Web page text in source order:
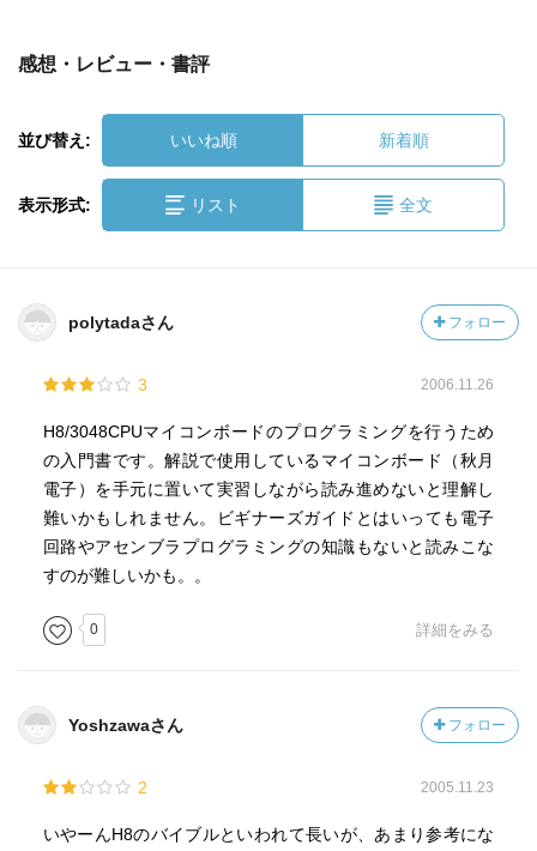
感想・レビュー・書評
並び替え: いいね順 新着順
表示形式: リスト 全文
polytadaさん フォロー
3 2006.11.26
H8/3048CPUマイコンボードのプログラミングを行うため
の入門書です。解説で使用しているマイコンボード（秋月
電子）を手元に置いて実習しながら読み進めないと理解し
難いかもしれません。ビギナーズガイドとはいっても電子
回路やアセンブラプログラミングの知識もないと読みこな
すのが難しいかも。。
0 詳細をみる
Yoshzawaさん フォロー
2 2005.11.23
いやーんH8のバイブルといわれて長いが、あまり参考にな